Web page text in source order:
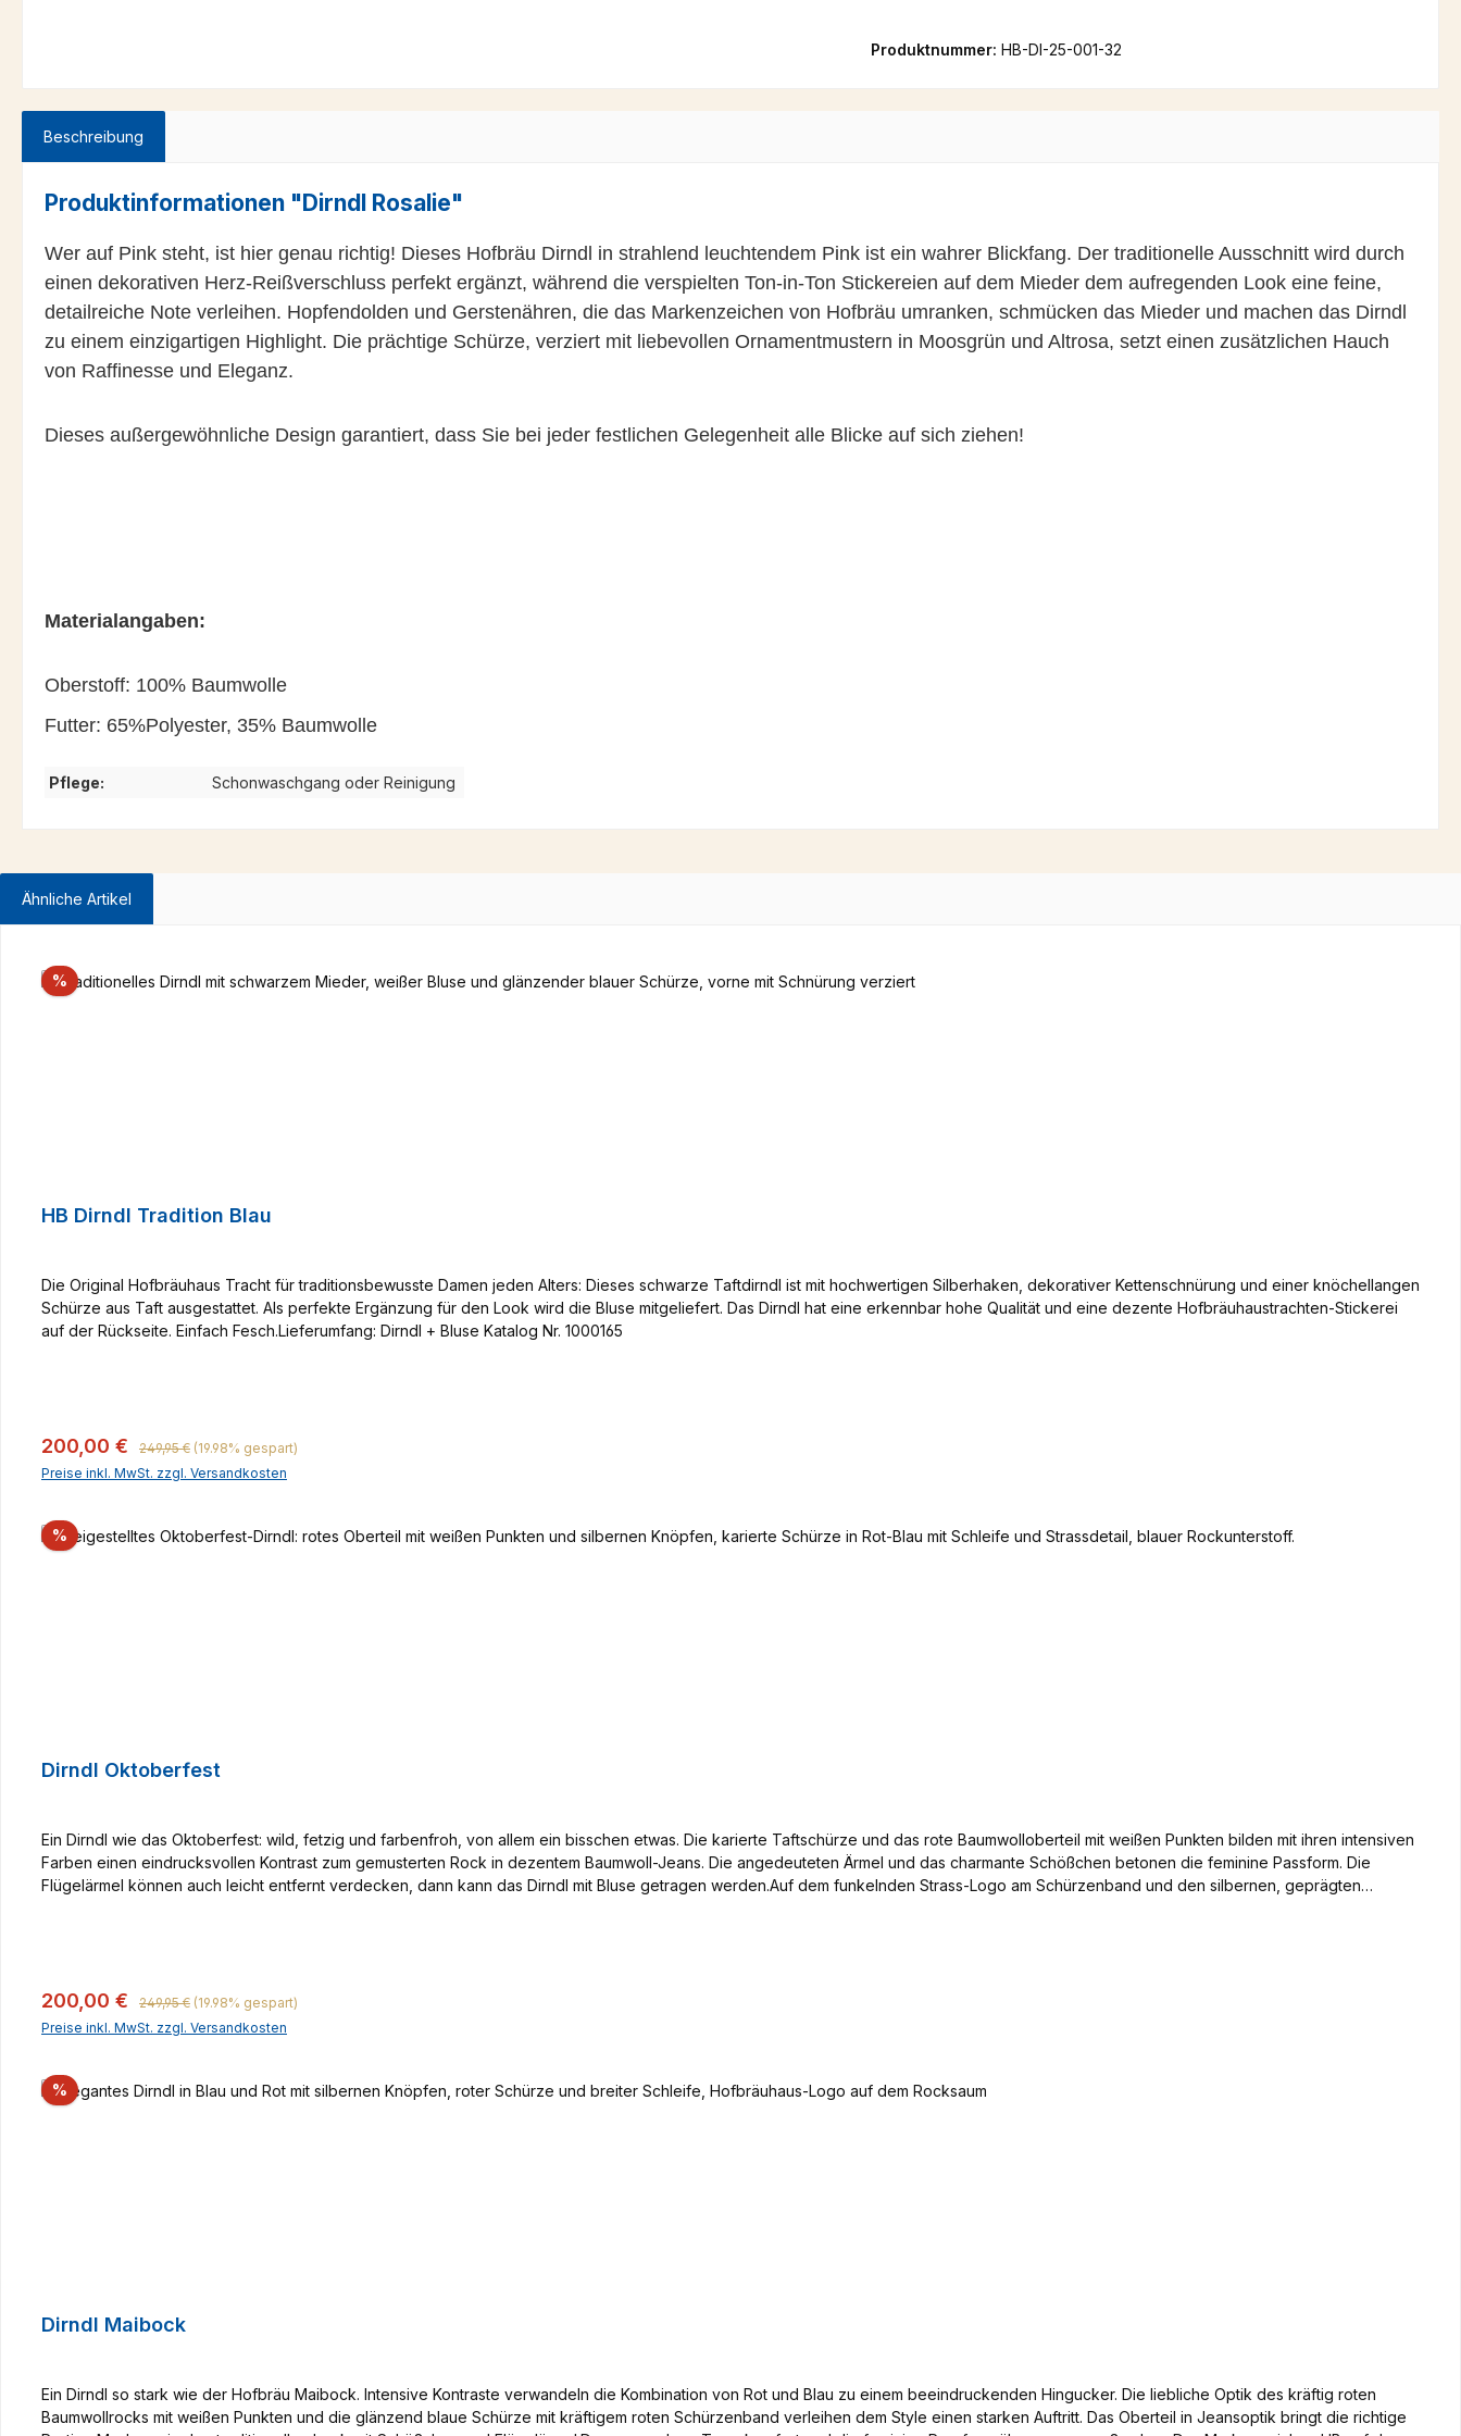
Produktnummer: HB-DI-25-001-32
Beschreibung
Produktinformationen "Dirndl Rosalie"
Wer auf Pink steht, ist hier genau richtig! Dieses Hofbräu Dirndl in strahlend leuchtendem Pink ist ein wahrer Blickfang. Der traditionelle Ausschnitt wird durch
einen dekorativen Herz-Reißverschluss perfekt ergänzt, während die verspielten Ton-in-Ton Stickereien auf dem Mieder dem aufregenden Look eine feine,
detailreiche Note verleihen. Hopfendolden und Gerstenähren, die das Markenzeichen von Hofbräu umranken, schmücken das Mieder und machen das Dirndl
zu einem einzigartigen Highlight. Die prächtige Schürze, verziert mit liebevollen Ornamentmustern in Moosgrün und Altrosa, setzt einen zusätzlichen Hauch
von Raffinesse und Eleganz.
Dieses außergewöhnliche Design garantiert, dass Sie bei jeder festlichen Gelegenheit alle Blicke auf sich ziehen!
Materialangaben:
Oberstoff: 100% Baumwolle
Futter: 65%Polyester, 35% Baumwolle
Pflege: Schonwaschgang oder Reinigung
Ähnliche Artikel
% Rabatt
HB Dirndl Tradition Blau
Die Original Hofbräuhaus Tracht für traditionsbewusste Damen jeden Alters: Dieses schwarze Taftdirndl ist mit hochwertigen Silberhaken, dekorativer Kettenschnürung und einer knöchellangen
Schürze aus Taft ausgestattet. Als perfekte Ergänzung für den Look wird die Bluse mitgeliefert. Das Dirndl hat eine erkennbar hohe Qualität und eine dezente Hofbräuhaustrachten-Stickerei
auf der Rückseite. Einfach Fesch.Lieferumfang: Dirndl + Bluse Katalog Nr. 1000165
Verkaufspreis:
200,00 € Regulärer Preis:
249,95 € (19.98% gespart)
Preise inkl. MwSt. zzgl. Versandkosten
% Rabatt
Dirndl Oktoberfest
Ein Dirndl wie das Oktoberfest: wild, fetzig und farbenfroh, von allem ein bisschen etwas. Die karierte Taftschürze und das rote Baumwolloberteil mit weißen Punkten bilden mit ihren intensiven
Farben einen eindrucksvollen Kontrast zum gemusterten Rock in dezentem Baumwoll-Jeans. Die angedeuteten Ärmel und das charmante Schößchen betonen die feminine Passform. Die
Flügelärmel können auch leicht entfernt verdecken, dann kann das Dirndl mit Bluse getragen werden.Auf dem funkelnden Strass-Logo am Schürzenband und den silbernen, geprägten
Verkaufspreis:
200,00 € Regulärer Preis:
249,95 € (19.98% gespart)
Preise inkl. MwSt. zzgl. Versandkosten
% Rabatt
Dirndl Maibock
Ein Dirndl so stark wie der Hofbräu Maibock. Intensive Kontraste verwandeln die Kombination von Rot und Blau zu einem beeindruckenden Hingucker. Die liebliche Optik des kräftig roten
Baumwollrocks mit weißen Punkten und die glänzend blaue Schürze mit kräftigem roten Schürzenband verleihen dem Style einen starken Auftritt. Das Oberteil in Jeansoptik bringt die richtige